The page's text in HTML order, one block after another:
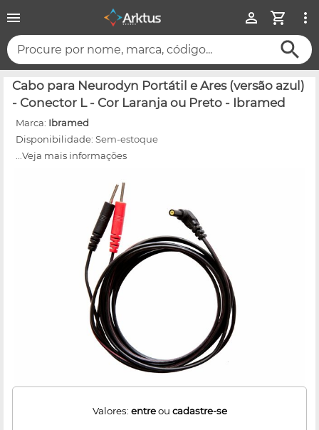
Procure por nome, marca, código...
Cabo para Neurodyn Portátil e Ares (versão azul)
- Conector L - Cor Laranja ou Preto - Ibramed
Marca: Ibramed
Disponibilidade: Sem-estoque
...Veja mais informações
Valores: entreou cadastre-se